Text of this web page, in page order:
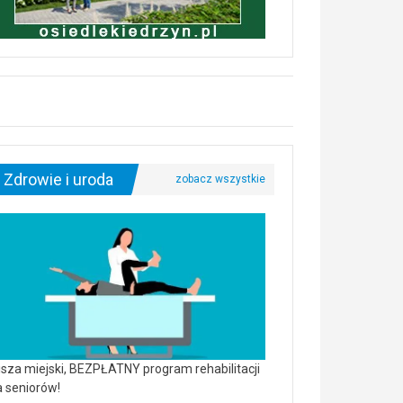
Zdrowie i uroda
miejski, BEZPŁATNY program rehabilitacji
seniorów!